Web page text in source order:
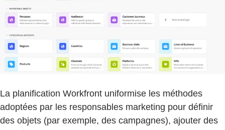
La planification Workfront uniformise les méthodes
adoptées par les responsables marketing pour définir
des objets (par exemple, des campagnes), ajouter des